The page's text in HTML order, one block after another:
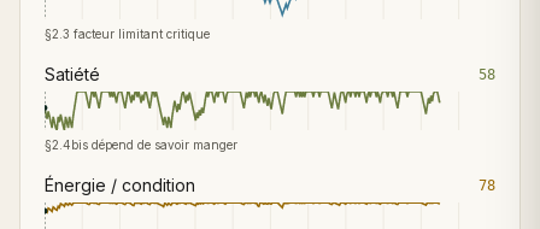
§2.3 facteur limitant critique
Satiété 58
§2.4bis dépend de savoir manger
Énergie / condition 78